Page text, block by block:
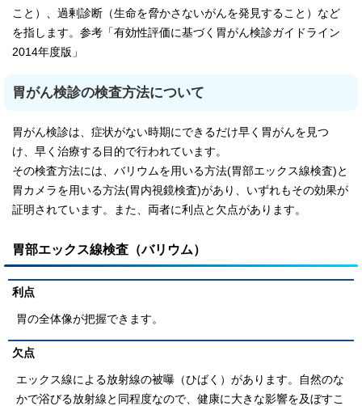
こと）、過剰診断（生命を脅かさないがんを発見すること）など
を指します。参考「有効性評価に基づく胃がん検診ガイドライン
2014年度版」
胃がん検診の検査方法について
胃がん検診は、症状がない時期にできるだけ早く胃がんを見つ
け、早く治療する目的で行われています。
その検査方法には、バリウムを用いる方法(胃部エックス線検査)と
胃カメラを用いる方法(胃内視鏡検査)があり、いずれもその効果が
証明されています。また、両者に利点と欠点があります。
胃部エックス線検査（バリウム）
利点
胃の全体像が把握できます。
欠点
エックス線による放射線の被曝（ひばく）があります。自然のな
かで浴びる放射線と同程度なので、健康に大きな影響を及ぼすこ